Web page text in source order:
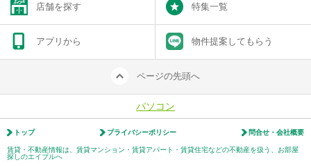
店舗を探す 特集一覧
アプリから 物件提案してもらう
ページの先頭へ
パソコン
トップ プライバシーポリシー 問合せ・会社概要
賃貸・不動産情報は、賃貸マンション・賃貸アパート・賃貸住宅などの不動産を扱う、お部屋
探しのエイブルへ